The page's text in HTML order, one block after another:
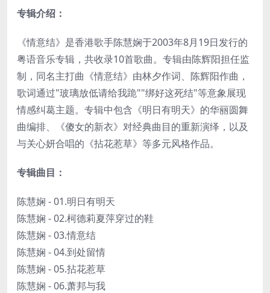
专辑介绍：
《情意结》是香港歌手陈慧娴于2003年8月19日发行的
粤语音乐专辑，共收录10首歌曲。专辑由陈辉阳担任监
制，同名主打曲《情意结》由林夕作词、陈辉阳作曲，
歌词通过"玻璃放低请给我跪""绑好这死结"等意象展现
情感纠葛主题。专辑中包含《明日有明天》的华丽圆舞
曲编排、《傻女的新衣》对经典曲目的重新演绎，以及
与关心妍合唱的《拈花惹草》等多元风格作品。
专辑曲目：
陈慧娴 - 01.明日有明天
陈慧娴 - 02.柯德莉夏萍穿过的鞋
陈慧娴 - 03.情意结
陈慧娴 - 04.到处留情
陈慧娴 - 05.拈花惹草
陈慧娴 - 06.萧邦与我